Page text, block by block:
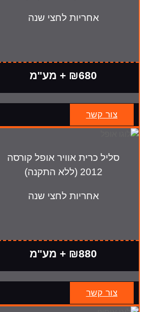
אחריות לחצי שנה
₪680 + מע"מ
צור קשר
סליל כרית אוויר אופל קורסה
2012 (ללא התקנה)
אחריות לחצי שנה
₪880 + מע"מ
צור קשר